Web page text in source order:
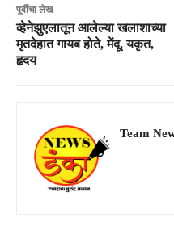
पूर्वीचा लेख
व्हेनेझुएलातून आलेल्या खलाशाच्या
मृतदेहात गायब होते, मेंदू, यकृत,
हृदय
Team